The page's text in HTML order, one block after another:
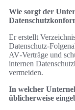
Wie sorgt der
Er erstellt
AV‑Verträge und
internen
vermeiden.
In welcher
üblicherweise